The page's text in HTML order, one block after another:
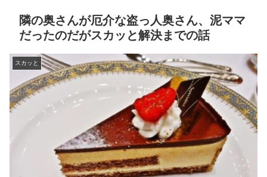
隣の奥さんが厄介な盗っ人奥さん、泥ママ
だったのだがスカッと解決までの話
スカッと